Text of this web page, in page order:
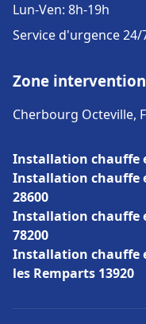
Lun-Ven: 8h-19h
Service d'urgence 24/
Zone intervention
Cherbourg Octeville,
Installation chauffe
Installation chauffe
28600
Installation chauffe
78200
Installation chauffe
les Remparts 13920